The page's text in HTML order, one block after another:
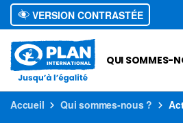
VERSION CONTRASTÉE
QUI SOMMES-
Accueil Qui sommes-nous ?